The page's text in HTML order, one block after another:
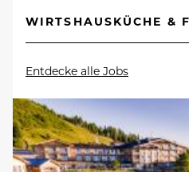
WIRTSHAUSKÜCHE &
Entdecke alle Jobs